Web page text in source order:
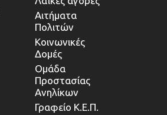
Αιτήματα
Πολιτών
Κοινωνικές
Δομές
Ομάδα
Προστασίας
Ανηλίκων
Γραφείο Κ.Ε.Π.